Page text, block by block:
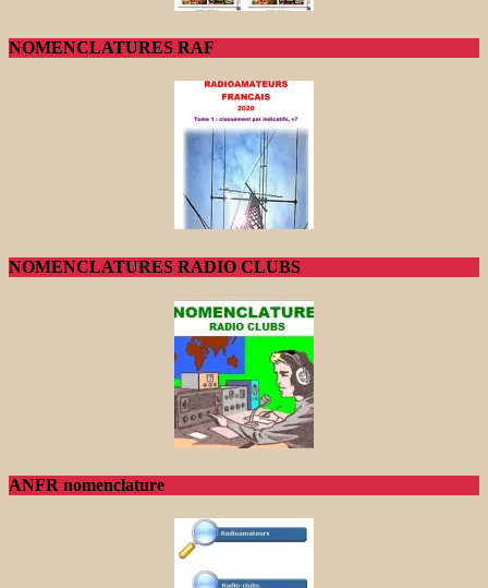
NOMENCLATURES RAF
NOMENCLATURES RADIO CLUBS
ANFR nomenclature